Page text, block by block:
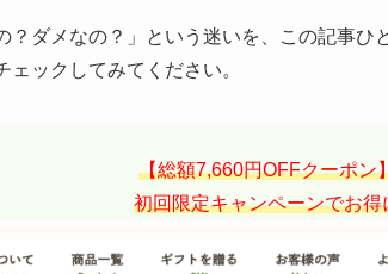
？ダメなの？」という迷いを、この記事
ェックしてみてください。
【総額7,660円OFFクーポン
初回限定キャンペーンでお得